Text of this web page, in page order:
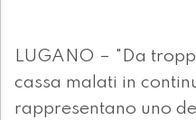
LUGANO – "Da
cassa malati in
rappresentano uno